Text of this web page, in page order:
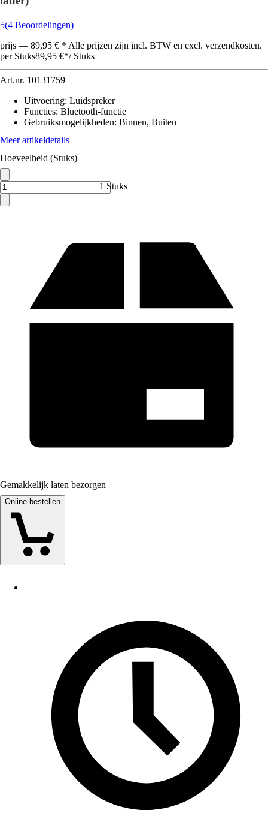
5(4 Beoordelingen)
prijs — 89,95 € * Alle prijzen zijn incl. BTW en excl. verzendkosten.
per Stuks89,95 €*/ Stuks
Art.nr. 10131759
Uitvoering: Luidspreker
Functies: Bluetooth-functie
Gebruiksmogelijkheden: Binnen, Buiten
Meer artikeldetails
Hoeveelheid (Stuks)
1 Stuks
Gemakkelijk laten bezorgen
Online bestellen